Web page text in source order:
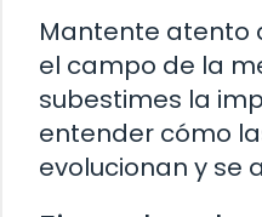
Mantente atento
el campo de la
subestimes la
entender cómo
evolucionan y se